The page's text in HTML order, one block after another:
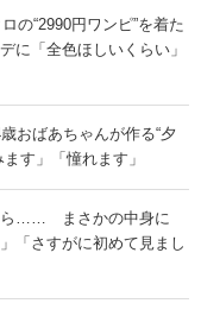
の“2990円ワンピ”を着た
「全色ほしいくらい」
おばあちゃんが作る“夕
す」「憧れます」
ら…… まさかの中身に
「さすがに初めて見まし